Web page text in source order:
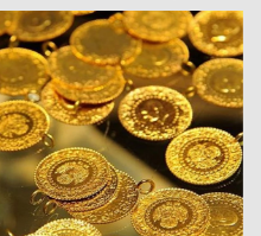
VİDEO GALERİ
KÜNYE
İLETİŞİM